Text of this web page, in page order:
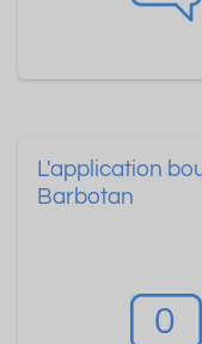
0
L'application
Barbotan